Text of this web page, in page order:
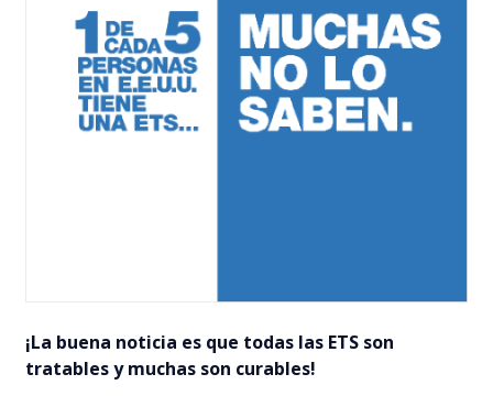
¡La buena noticia es que todas las ETS son
tratables y muchas son curables!